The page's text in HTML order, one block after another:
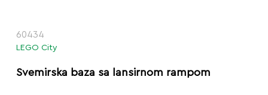
60434
LEGO City
Svemirska baza sa lansirnom rampom